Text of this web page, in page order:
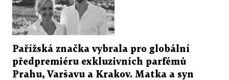
Pařížská značka vybrala pro globální
předpremiéru exkluzivních parfémů
Prahu, Varšavu a Krakov. Matka a syn